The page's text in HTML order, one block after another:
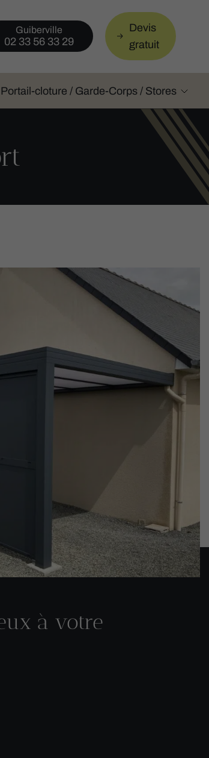
Guiberville
02 33 56 33 29
Devis
gratuit
Portail-cloture / Garde-Corps / Stores
à votre